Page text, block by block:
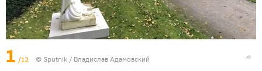
1 /12 © Sputnik / Владислав Адамовский